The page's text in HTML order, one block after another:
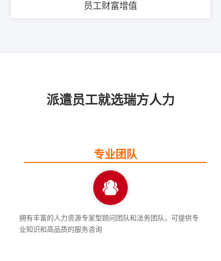
员工财富增值
派遣员工就选瑞方人力
专业团队
拥有丰富的人力资源专家型顾问团队和法务团队，可提供专
业知识和高品质的服务咨询